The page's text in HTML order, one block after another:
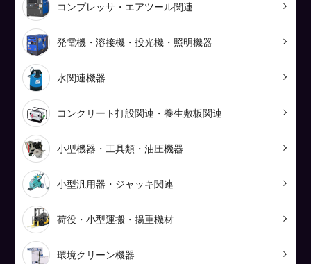
コンプレッサ・エアツール関連
発電機・溶接機・投光機・照明機器
水関連機器
コンクリート打設関連・養生敷板関連
小型機器・工具類・油圧機器
小型汎用器・ジャッキ関連
荷役・小型運搬・揚重機材
環境クリーン機器